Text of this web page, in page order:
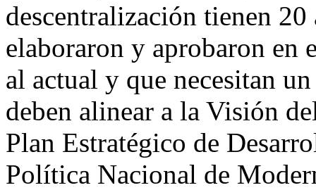
descentralización tienen 20
elaboraron y aprobaron en
al actual y que necesitan
deben alinear a la Visión
Plan Estratégico de
Política Nacional de